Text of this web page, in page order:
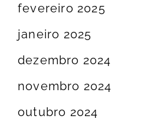
fevereiro 2025
janeiro 2025
dezembro 2024
novembro 2024
outubro 2024